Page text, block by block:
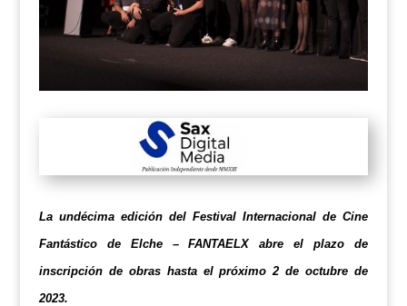
La undécima edición del Festival Internacional de Cine
Fantástico de Elche – FANTAELX abre el plazo de
inscripción de obras hasta el próximo 2 de octubre de
2023.